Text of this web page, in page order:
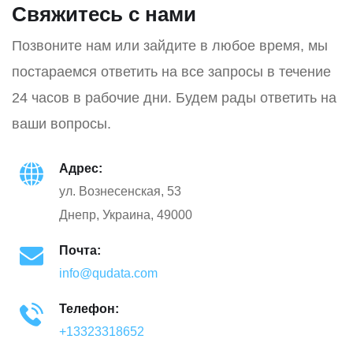
Свяжитесь с нами
Позвоните нам или зайдите в любое время, мы
постараемся ответить на все запросы в течение
24 часов в рабочие дни. Будем рады ответить на
ваши вопросы.
Адрес:
ул. Вознесенская, 53
Днепр, Украина, 49000
Почта:
info@qudata.com
Телефон:
+13323318652